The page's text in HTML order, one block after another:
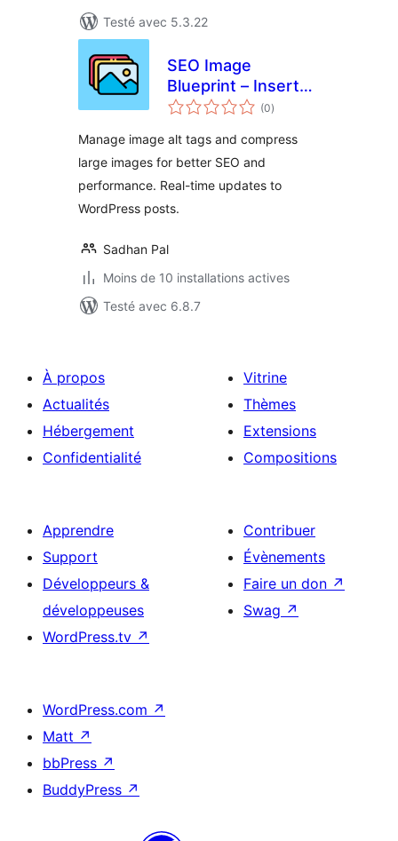
Testé avec 5.3.22
SEO Image
Blueprint – Insert
missing Alt Tags
images for SEO
(0notes
en
)
Manage image alt tags and compress
large images for better SEO and
performance. Real-time updates to
WordPress posts.
Sadhan Pal
Moins de 10 installations actives
Testé avec 6.8.7
À propos
Actualités
Hébergement
Confidentialité
Vitrine
Thèmes
Extensions
Compositions
Apprendre
Support
Développeurs &
développeuses
WordPress.tv ↗
Contribuer
Évènements
Faire un don ↗
Swag ↗
WordPress.com ↗
Matt ↗
bbPress ↗
BuddyPress ↗